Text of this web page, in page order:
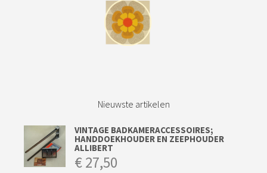
Nieuwste artikelen
VINTAGE BADKAMERACCESSOIRES;
HANDDOEKHOUDER EN ZEEPHOUDER
ALLIBERT
€27,50